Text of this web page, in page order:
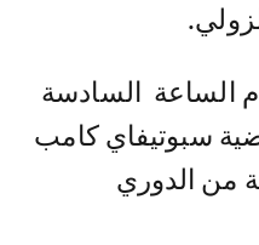
الساعة السادسة
سبوتيفاي كامب
من الدوري